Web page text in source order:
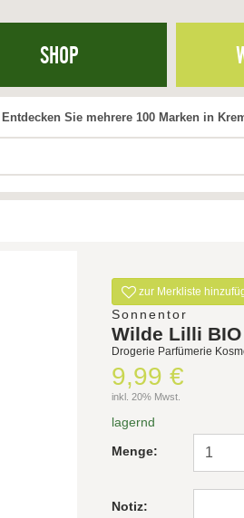
SHOP
Entdecken Sie mehrere 100 Marken in
zur Merkliste
Sonnentor
Wilde Lilli
Drogerie Parfümerie
9,99 €
inkl. 20% Mwst.
lagernd
Menge:
Notiz: